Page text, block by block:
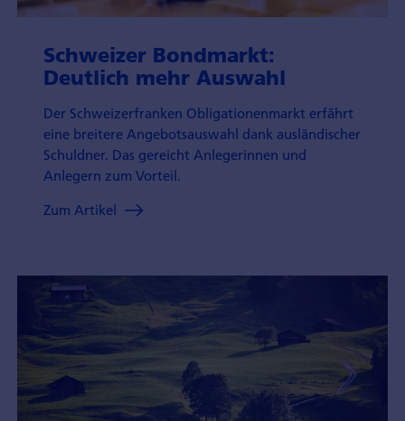
Schweizer Bond­markt:
Deutlich mehr Auswahl
Der Schweizerfranken Obligationenmarkt erfährt
eine breitere Angebotsauswahl dank ausländischer
Schuldner. Das gereicht Anlegerinnen und
Anlegern zum Vorteil.
Zum Artikel